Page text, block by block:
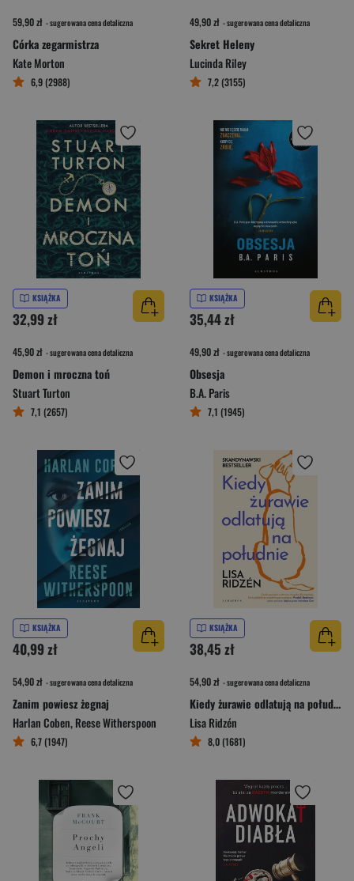
59,90 zł - sugerowana cena detaliczna
Córka zegarmistrza
Kate Morton
6,9 (2988)
49,90 zł - sugerowana cena detaliczna
Sekret Heleny
Lucinda Riley
7,2 (3155)
KSIĄŻKA
32,99 zł
45,90 zł - sugerowana cena detaliczna
Demon i mroczna toń
Stuart Turton
7,1 (2657)
KSIĄŻKA
35,44 zł
49,90 zł - sugerowana cena detaliczna
Obsesja
B.A. Paris
7,1 (1945)
KSIĄŻKA
40,99 zł
54,90 zł - sugerowana cena detaliczna
Zanim powiesz żegnaj
Harlan Coben,Reese Witherspoon
6,7 (1947)
KSIĄŻKA
38,45 zł
54,90 zł - sugerowana cena detaliczna
Kiedy żurawie odlatują na południe
Lisa Ridzén
8,0 (1681)